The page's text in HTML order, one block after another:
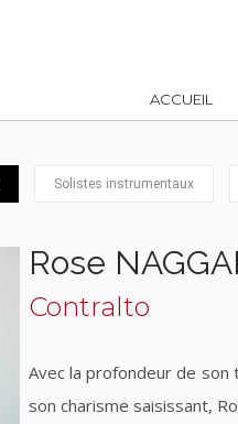
ACCUEIL
Solistes instrumentaux
Rose
Contralto
Avec la profondeur de
son charisme saisissant,